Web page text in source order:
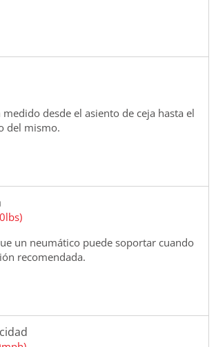
desde el asiento de ceja hasta el
del mismo.
un neumático puede soportar cuando
recomendada.